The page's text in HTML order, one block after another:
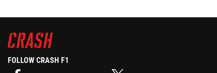
FOLLOW CRASH F1